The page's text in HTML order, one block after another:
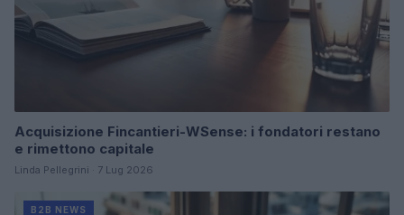
Acquisizione Fincantieri-WSense: i fondatori restano
e rimettono capitale
Linda Pellegrini · 7 Lug 2026
B2B NEWS